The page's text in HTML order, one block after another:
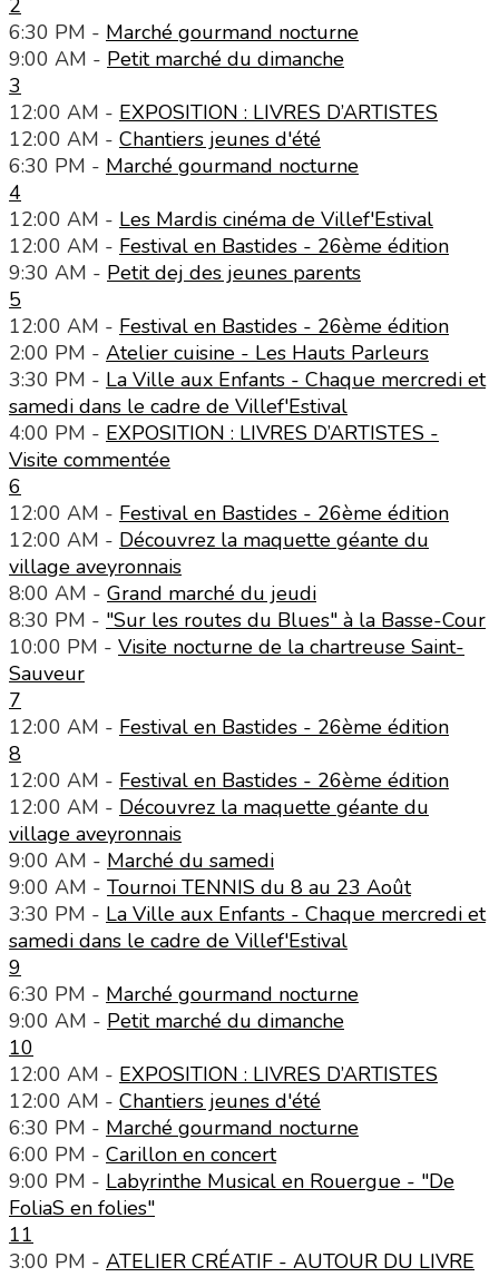
2
6:30 PM - Marché gourmand nocturne
9:00 AM - Petit marché du dimanche
3
12:00 AM - EXPOSITION : LIVRES D’ARTISTES
12:00 AM - Chantiers jeunes d'été
6:30 PM - Marché gourmand nocturne
4
12:00 AM - Les Mardis cinéma de Villef'Estival
12:00 AM - Festival en Bastides - 26ème édition
9:30 AM - Petit dej des jeunes parents
5
12:00 AM - Festival en Bastides - 26ème édition
2:00 PM - Atelier cuisine - Les Hauts Parleurs
3:30 PM - La Ville aux Enfants - Chaque mercredi et
samedi dans le cadre de Villef'Estival
4:00 PM - EXPOSITION : LIVRES D’ARTISTES -
Visite commentée
6
12:00 AM - Festival en Bastides - 26ème édition
12:00 AM - Découvrez la maquette géante du
village aveyronnais
8:00 AM - Grand marché du jeudi
8:30 PM - "Sur les routes du Blues" à la Basse-Cour
10:00 PM - Visite nocturne de la chartreuse Saint-
Sauveur
7
12:00 AM - Festival en Bastides - 26ème édition
8
12:00 AM - Festival en Bastides - 26ème édition
12:00 AM - Découvrez la maquette géante du
village aveyronnais
9:00 AM - Marché du samedi
9:00 AM - Tournoi TENNIS du 8 au 23 Août
3:30 PM - La Ville aux Enfants - Chaque mercredi et
samedi dans le cadre de Villef'Estival
9
6:30 PM - Marché gourmand nocturne
9:00 AM - Petit marché du dimanche
10
12:00 AM - EXPOSITION : LIVRES D’ARTISTES
12:00 AM - Chantiers jeunes d'été
6:30 PM - Marché gourmand nocturne
6:00 PM - Carillon en concert
9:00 PM - Labyrinthe Musical en Rouergue - "De
FoliaS en folies"
11
3:00 PM - ATELIER CRÉATIF - AUTOUR DU LIVRE